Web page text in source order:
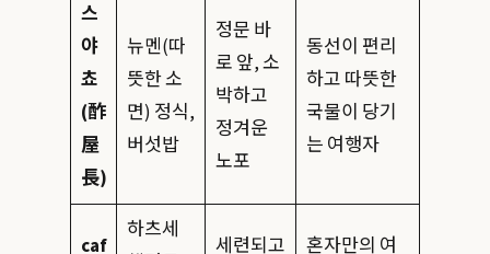
스
야
쵸
(酢
屋
長)
뉴멘(따
뜻한 소
면) 정식,
버섯밥
정문 바
로 앞, 소
박하고
정겨운
노포
동선이 편리
하고 따뜻한
국물이 당기
는 여행자
caf
하츠세
세련되고
혼자만의 여